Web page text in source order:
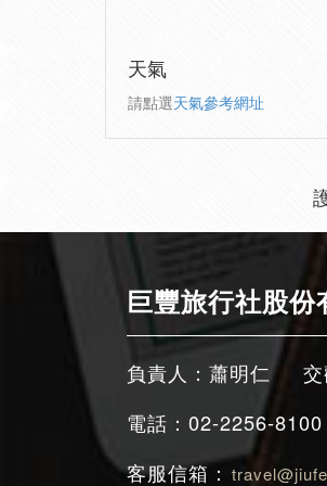
天氣
請點選天氣參考網址
巨豐旅行社股份
負責人：蕭明仁
電話：02-2256-8100
客服信箱：